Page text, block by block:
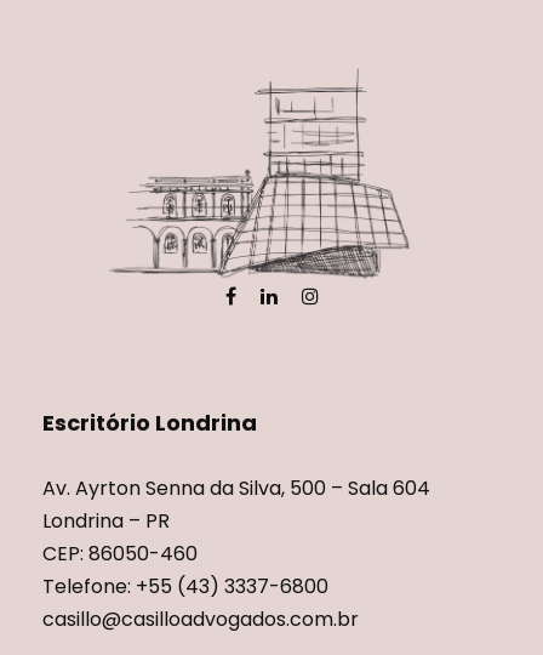
Escritório Londrina
Av. Ayrton Senna da Silva, 500 – Sala 604
Londrina – PR
CEP: 86050-460
Telefone: +55 (43) 3337-6800
casillo@casilloadvogados.com.br